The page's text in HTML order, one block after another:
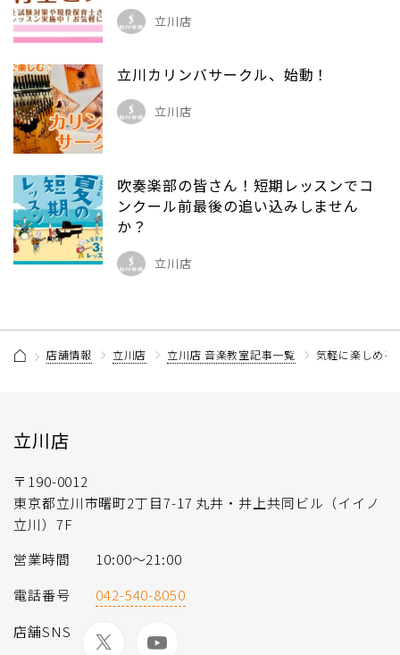
立川店
立川カリンバサークル、始動！
立川店
吹奏楽部の皆さん！短期レッスンでコ
ンクール前最後の追い込みしません
か？
立川店
店舗情報 立川店 立川店 音楽教室記事一覧 気軽に楽しめる
立川店
〒190-0012
東京都立川市曙町2丁目7-17 丸井・井上共同ビル（イイノ
立川）7F
営業時間
10:00～21:00
電話番号
042-540-8050
店舗SNS